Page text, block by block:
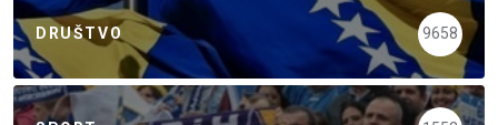
DRUŠTVO 9658